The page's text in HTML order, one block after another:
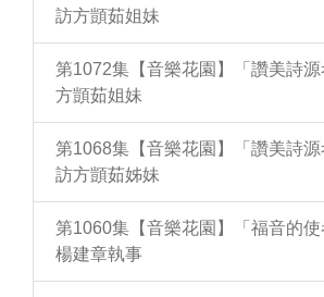
訪方顗茹姐妹
第1072集【音樂花園】「讚美詩
方顗茹姐妹
第1068集【音樂花園】「讚美詩源
訪方顗茹姊妹
第1060集【音樂花園】「福音的
楊建章執事